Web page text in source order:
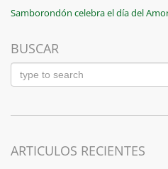
Navegación
de
entradas
Previous
Samborondón celebra el día del
BUSCAR
ARTICULOS RECIENTES